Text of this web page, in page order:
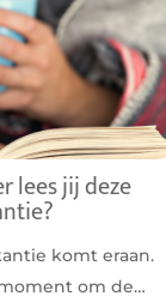
lees jij deze
komt eraan.
om de…